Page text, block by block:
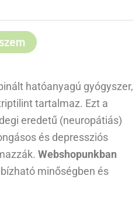
hatóanyagú gyógyszer,
tartalmaz. Ezt a
eredetű (neuropátiás)
és depressziós
Webshopunkban
minőségben és